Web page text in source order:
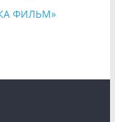
ФИЛЬМ»